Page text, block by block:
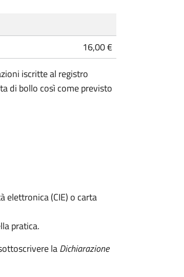
16,00 €
iscritte al registro
di bollo così come previsto
elettronica (CIE) o carta
pratica.
laDichiarazione